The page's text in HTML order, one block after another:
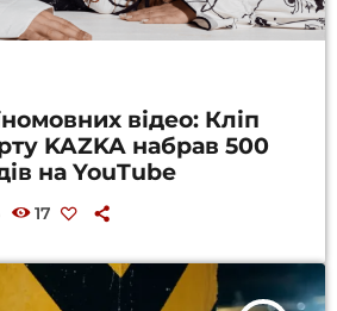
відео: Кліп
KAZKA набрав 500
на YouTube
17